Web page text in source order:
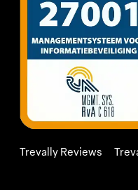
Trevally Reviews